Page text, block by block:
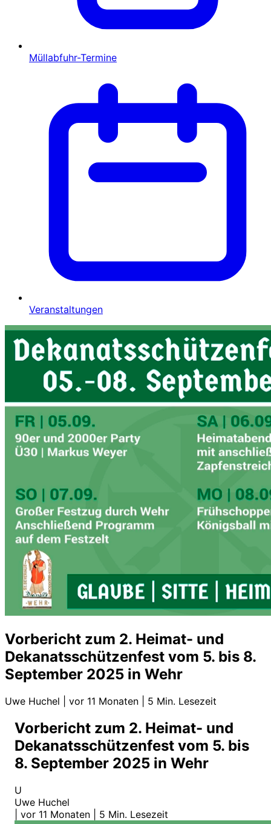
Müllabfuhr-Termine
Veranstaltungen
Vorbericht zum 2. Heimat- und
Dekanatsschützenfest vom 5. bis 8.
September 2025 in Wehr
Uwe Huchel vor 11 Monaten 5 Min. Lesezeit
Vorbericht zum 2. Heimat- und
Dekanatsschützenfest vom 5. bis
8. September 2025 in Wehr
U
Uwe Huchel
vor 11 Monaten 5 Min. Lesezeit